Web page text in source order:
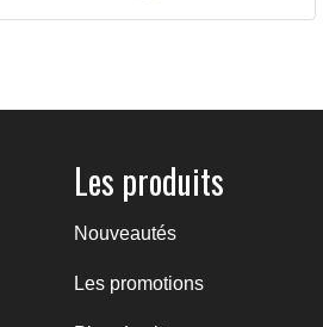
211,80 €
Les produits
Nouveautés
Les promotions